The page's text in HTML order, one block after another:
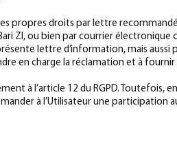
propres droits par lettre
ZI, ou bien par courrier électronique
lettre d’information, mais
en charge la réclamation et à
à l’article 12 du RGPD.
à l’Utilisateur une